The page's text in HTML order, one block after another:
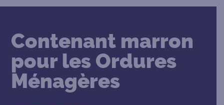
Contenant marron
pour les Ordures
Ménagères